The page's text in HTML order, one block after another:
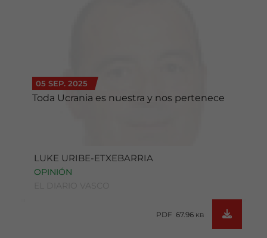
05 SEP. 2025
Toda Ucrania es nuestra y nos pertenece
LUKE URIBE-ETXEBARRIA
OPINIÓN
PDF 67.96 KB